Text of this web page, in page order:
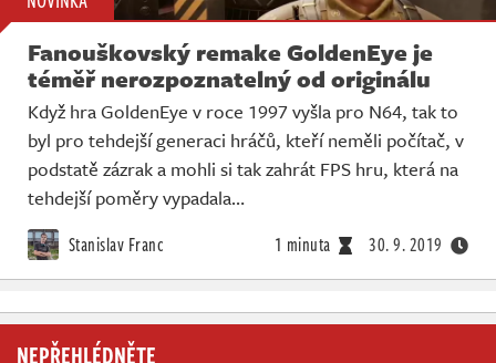
Fanouškovský remake GoldenEye je
téměř nerozpoznatelný od originálu
Když hra GoldenEye v roce 1997 vyšla pro N64, tak to
byl pro tehdejší generaci hráčů, kteří neměli počítač, v
podstatě zázrak a mohli si tak zahrát FPS hru, která na
tehdejší poměry vypadala…
Stanislav Franc 1 minuta 30. 9. 2019
NEPŘEHLÉDNĚTE